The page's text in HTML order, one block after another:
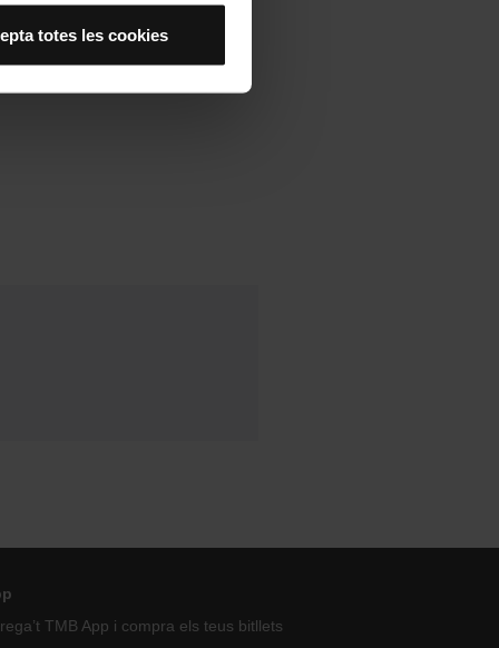
totes les cookies
dins l'horari de servei, fins
TMB App i compra els teus bitllets